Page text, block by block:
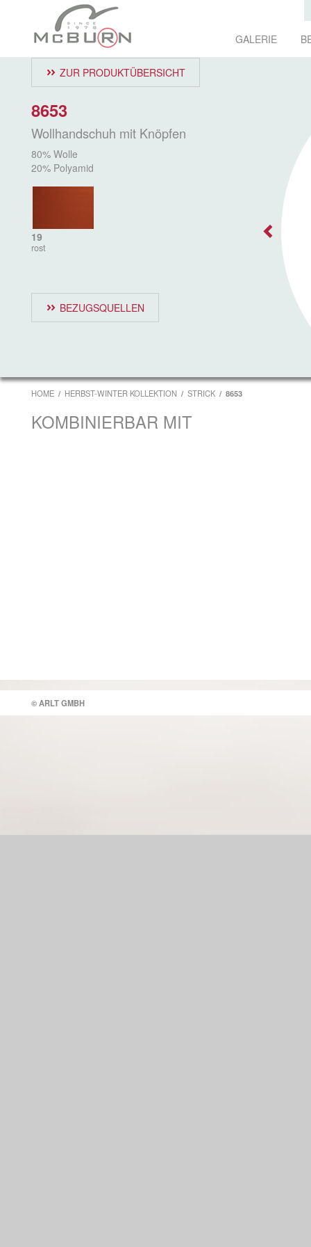
GALERIE
ZUR PRODUKTÜBERSICHT
8653
Wollhandschuh mit Knöpfen
80% Wolle
20% Polyamid
19
rost
BEZUGSQUELLEN
HOME HERBST-WINTER KOLLEKTION STRICK 8653
KOMBINIERBAR MIT
© ARLT GMBH